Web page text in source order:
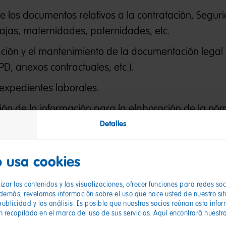
Detalles
usa cookies
los contenidos y las visualizaciones, ofrecer funciones para redes
revelamos información sobre el uso que hace usted de nuestro
y los análisis. Es posible que nuestros socios reúnan esta
en el marco del uso de sus servicios. Aquí encontrará nuestra
los documentos relativos a la contratación,
maternidades, paternidades, etc.
y el mantenimiento de la documentación
anexos contractuales, etc.).
laborales.
de la información para la elaboración de la
del mes, cambios de turnos, horarios,
de personal.